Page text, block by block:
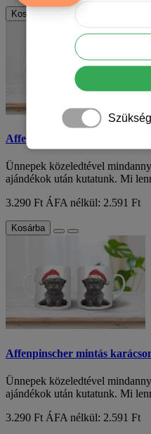
Kosárba
Affenpinscher mintás
Ünnepek közeledtével
ajándékok után kutatunk. Mi
3.290 Ft ÁFA nélkül: 2.591 Ft
Kosárba
Affenpinscher mintás
Ünnepek közeledtével
ajándékok után kutatunk. Mi
3.290 Ft ÁFA nélkül: 2.591 Ft